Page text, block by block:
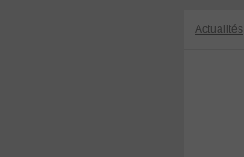
Actualités